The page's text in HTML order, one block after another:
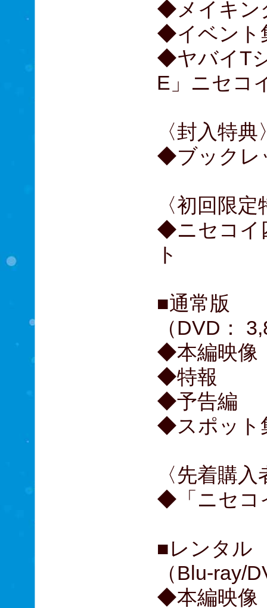
◆メイキ
◆イベン
◆ヤバイT
E」ニセ
〈封入特典
◆ブックレ
〈初回限
◆ニセコイ
ト
■通常版
（DVD：
◆本編映像
◆特報
◆予告編
◆スポット
〈先着購
◆「ニセコ
■レンタル
（Blu-ray/
◆本編映像